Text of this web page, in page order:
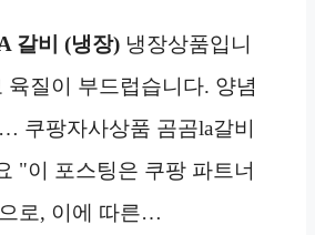
갈비 (냉장) 냉장상품입니
육질이 부드럽습니다. 양념
쿠팡자사상품 곰곰la갈비
"이 포스팅은 쿠팡 파트너
로, 이에 따른…